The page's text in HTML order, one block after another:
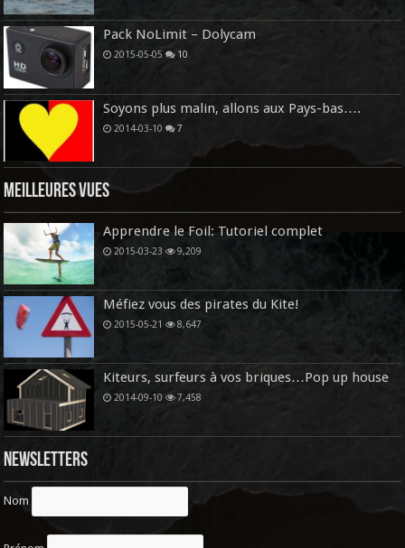
Pack NoLimit – Dolycam
2015-05-05 10
Soyons plus malin, allons aux Pays-bas….
2014-03-10 7
Meilleures vues
Apprendre le Foil: Tutoriel complet
2015-03-23 9,209
Méfiez vous des pirates du Kite!
2015-05-21 8,647
Kiteurs, surfeurs à vos briques…Pop up house
2014-09-10 7,458
Newsletters
Nom